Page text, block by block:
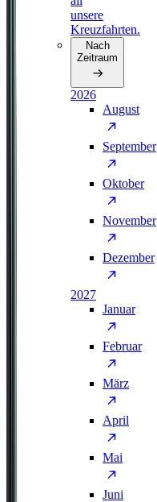
unsere
Kreuzfahrten.
Nach
Zeitraum
2026
August
September
Oktober
November
Dezember
2027
Januar
Februar
März
April
Mai
Juni